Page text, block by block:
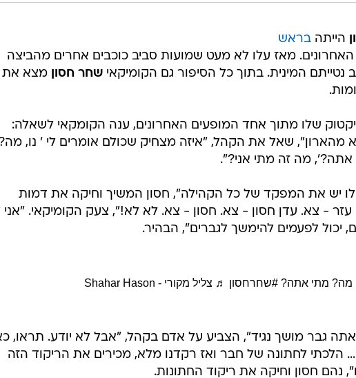
הייתה בראש
מאז עלו לא מעט שמועות סביב כוכבים אחרים מהביצה
נטייתם המינית. בתוך כל הסיפור גם הקומיקאי שחר חסון מצא את
שלו מתוך אחד המופעים האחרונים, ענה הקומקאי לשאלה:
מהארון", שאל את הקהל, "איזה מצחיק שכולם אומרים לי ' נו,
אתה?', מה זה מתי אני?".
יש את המפקד של כל הקהילה", חסון המשיך וחיקה את דמות
עזר - צא. עדן חסון - צא. חסון - צא. לא לא!", צעק הקומיקאי.
יכול לפעמים להימשך לגברים", הבהיר.
מה? מתי אתה?#שחרחסון ♬ צליל מקורי - Shahar Hason
גבר מושך נגיד", הצביע על אדם בקהל, "אבל לא יודע. תראו,
הלכתי לחתונה של חבר ואז רקדנו מלא, מכירים את הריקוד הזה
נהם חסון וחיקה את ריקוד החתונות.